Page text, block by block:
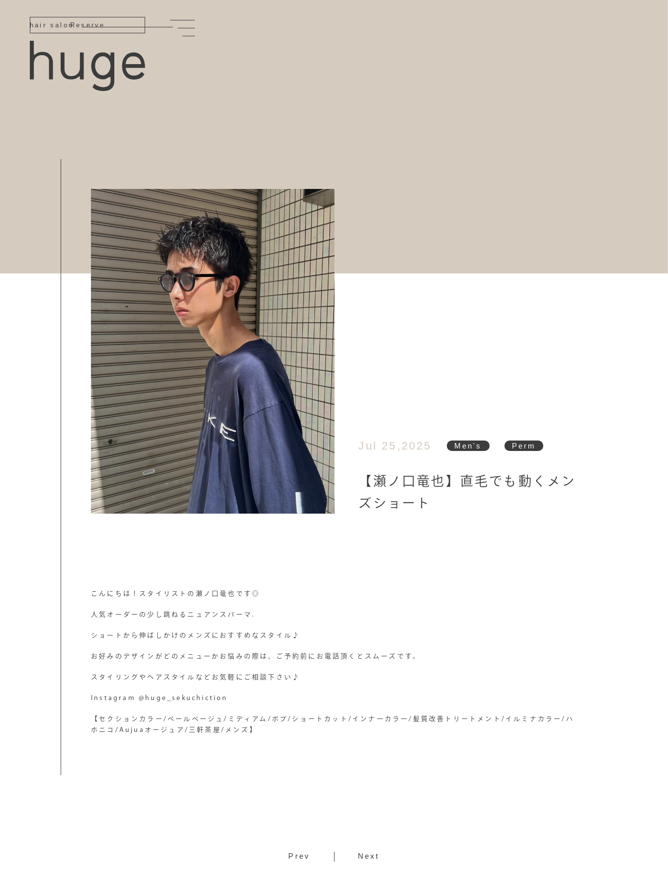
Reserve
hair salon
Jul 25,2025 Men's Perm
【瀬ノ口竜也】直毛でも動くメン
ズショート
こんにちは！スタイリストの瀬ノ口竜也です◎
人気オーダーの少し跳ねるニュアンスパーマ.
ショートから伸ばしかけのメンズにおすすめなスタイル♪
お好みのデザインがどのメニューかお悩みの際は、ご予約前にお電話頂くとスムーズです。
スタイリングやヘアスタイルなどお気軽にご相談下さい♪
Instagram @huge_sekuchiction
【セクションカラー/ペールベージュ/ミディアム/ボブ/ショートカット/インナーカラー/髪質改善トリートメント/イルミナカラー/ハ
ホニコ/Aujuaオージュア/三軒茶屋/メンズ】
Prev Next